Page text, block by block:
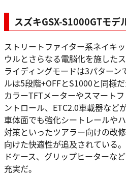
スズキGSX-S1000GTモデ
ストリートファイター系ネイキ
ウルとさらなる電脳化を施した
ライディングモードは3パター
ルは5段階+OFFとS1000と同様
カラーTFTメーターやスマート
ントロール、ETC2.0車載器など
車体面でも強化シートレールや
対策といったツアラー向けの改
向けた快適性が追及されている
ドケース、グリップヒーターな
充実だ。